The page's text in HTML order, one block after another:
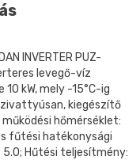
INVERTER PUZ-
levegő-víz
kW, mely -15°C-ig
kiegészítő
hőmérséklet:
fűtési hatékonysági
5.0; Hűtési teljesítmény: